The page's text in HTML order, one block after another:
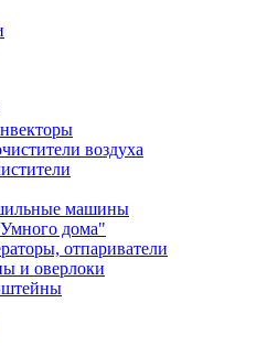
воздуха
машины
дома"
отпариватели
и оверлоки